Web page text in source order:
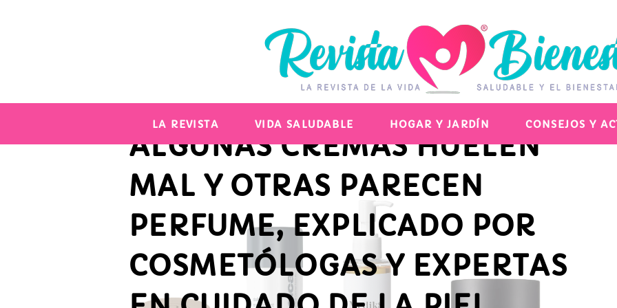
LA REVISTA VIDA SALUDABLE HOGAR Y JARDÍN CONSEJOS Y
INNOVACIÓN Y ACTUALIDAD EMPRESARIAL
LA RAZÓN POR LA QUE
ALGUNAS CREMAS HUELEN
MAL Y OTRAS PARECEN
PERFUME, EXPLICADO POR
COSMETÓLOGAS Y EXPERTAS